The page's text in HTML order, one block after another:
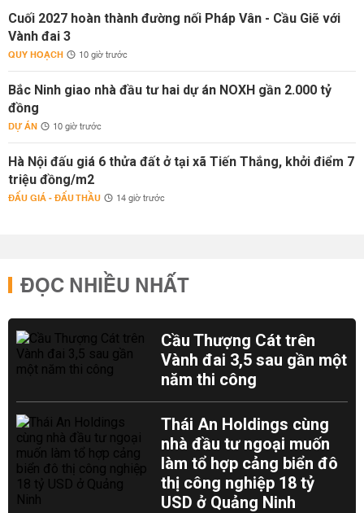
Cuối 2027 hoàn thành đường nối Pháp Vân - Cầu Giẽ với
Vành đai 3
QUY HOẠCH 10 giờ trước
Bắc Ninh giao nhà đầu tư hai dự án NOXH gần 2.000 tỷ
đồng
DỰ ÁN 10 giờ trước
Hà Nội đấu giá 6 thửa đất ở tại xã Tiến Thắng, khởi điểm 7
triệu đồng/m2
ĐẤU GIÁ - ĐẤU THẦU 14 giờ trước
ĐỌC NHIỀU NHẤT
Cầu Thượng Cát trên
Vành đai 3,5 sau gần một
năm thi công
Thái An Holdings cùng
nhà đầu tư ngoại muốn
làm tổ hợp cảng biển đô
thị công nghiệp 18 tỷ
USD ở Quảng Ninh